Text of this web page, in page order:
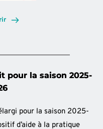
pour la saison 2025-
pour la saison 2025-
d’aide à la pratique